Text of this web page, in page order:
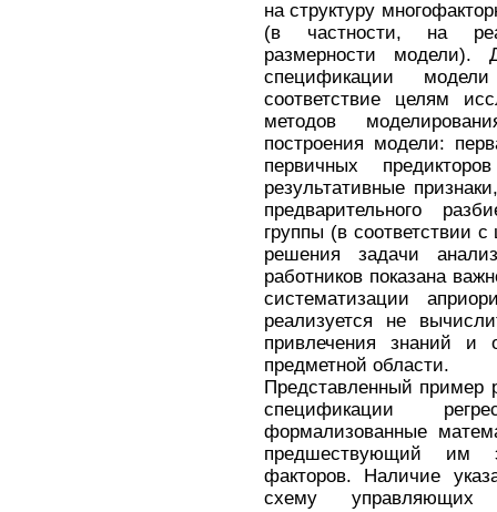
на структуру
(в частности, на
размерности модели).
спецификации
соответствие целям
методов
построения модели:
первичных
результативные
предварительного
группы (в соответствии
решения задачи
работников показана
систематизации
реализуется не
привлечения знаний и
предметной области.
Представленный пример
спецификации
формализованные
предшествующий им
факторов. Наличие
схему управляющих